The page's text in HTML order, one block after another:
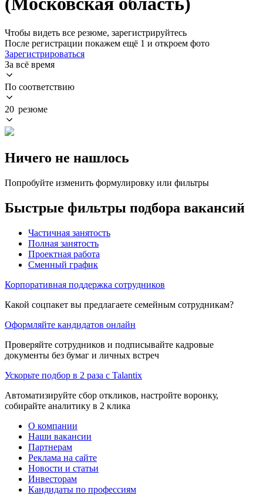
Чтобы видеть все резюме, зарегистрируйтесь
После регистрации покажем ещё 1 и откроем фото
Зарегистрироваться
За всё время
По соответствию
20 резюме
Ничего не нашлось
Попробуйте изменить формулировку или фильтры
Быстрые фильтры подбора вакансий
Частичная занятость
Полная занятость
Проектная работа
Сменный график
Корпоративная поддержка сотрудников
Какой соцпакет вы предлагаете семейным сотрудникам?
Оформляйте кандидатов онлайн
Проверяйте сотрудников и подписывайте кадровые
документы без бумаг и личных встреч
Ускорьте подбор в 2 раза с Talantix
Автоматизируйте сбор откликов, настройте воронку,
собирайте аналитику в 2 клика
О компании
Наши вакансии
Партнерам
Реклама на сайте
Новости и статьи
Инвесторам
Кандидаты по профессиям